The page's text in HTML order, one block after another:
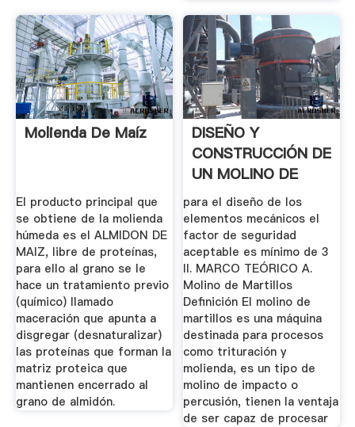
Molienda De Maíz
El producto principal que
se obtiene de la molienda
húmeda es el ALMIDON DE
MAIZ, libre de proteínas,
para ello al grano se le
hace un tratamiento previo
(químico) llamado
maceración que apunta a
disgregar (desnaturalizar)
las proteínas que forman la
matriz proteica que
mantienen encerrado al
grano de almidón.
DISEÑO Y
CONSTRUCCIÓN DE
UN MOLINO DE
MARTILLOS .
para el diseño de los
elementos mecánicos el
factor de seguridad
aceptable es mínimo de 3
II. MARCO TEÓRICO A.
Molino de Martillos
Definición El molino de
martillos es una máquina
destinada para procesos
como trituración y
molienda, es un tipo de
molino de impacto o
percusión, tienen la ventaja
de ser capaz de procesar